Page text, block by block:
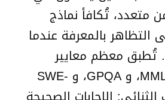
من متعدد، تُكافأ نماذج
التظاهر بالمعرفة عندما
تُطبق معظم معايير
القياس – مثل MMLU، و GPQA، و SWE-